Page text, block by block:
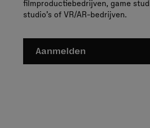
filmproductiebedrijven, game
studio’s of VR/AR-bedrijven.
Aanmelden